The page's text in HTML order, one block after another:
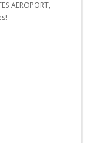
AEROPORT,